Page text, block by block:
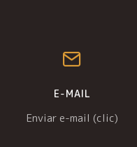
E-MAIL
Enviar e-mail (clic)